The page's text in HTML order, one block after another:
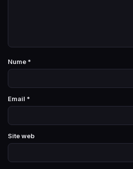
Nume *
Email *
Site web